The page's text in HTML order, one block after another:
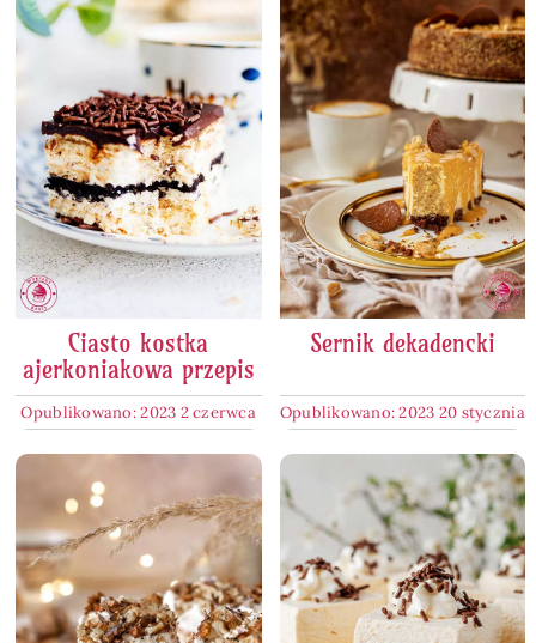
Ciasto kostka
ajerkoniakowa przepis
Opublikowano: 2023 2 czerwca
Sernik dekadencki
Opublikowano: 2023 20 stycznia